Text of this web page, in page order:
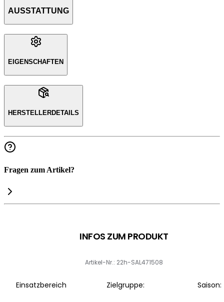
AUSSTATTUNG
EIGENSCHAFTEN
HERSTELLERDETAILS
Fragen zum Artikel?
INFOS ZUM PRODUKT
Artikel-Nr.: 22h-SAL471508
Einsatzbereich Zielgruppe: Saison: